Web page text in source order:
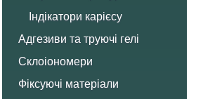
Індікатори карієсу
Адгезиви та труючі гелі
Склоіономери
Фіксуючі матеріали